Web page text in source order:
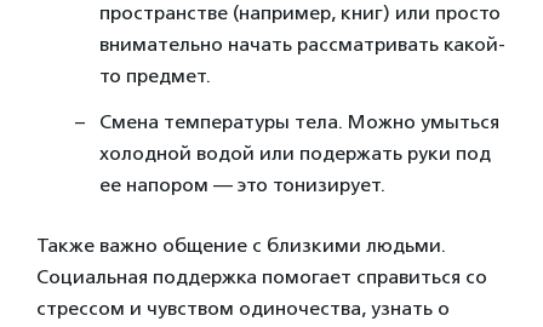
пространстве (например, книг) или просто
внимательно начать рассматривать какой-
то предмет.
Смена температуры тела. Можно умыться
холодной водой или подержать руки под
ее напором — это тонизирует.
Также важно общение с близкими людьми.
Социальная поддержка помогает справиться со
стрессом и чувством одиночества, узнать о